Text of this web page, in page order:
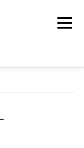
Menu